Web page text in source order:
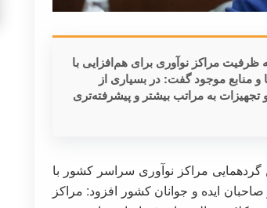
مراکز نوآوری برای هم‌افزایی با
و منابع موجود گفت: در بسیاری از
به مراتب بیشتر و پیشرفته‌تری
گردهمایی مراکز نوآوری سراسر کشور با
ایده و جوانان کشور افزود: مراکز